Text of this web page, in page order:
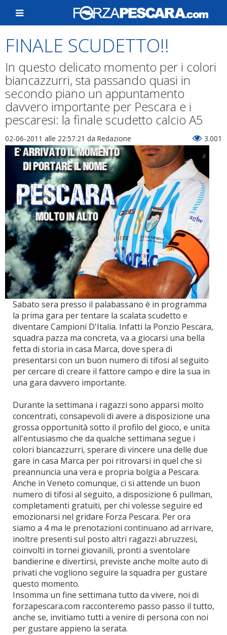
FINALE SCUDETTO!!
In questo delicato momento per i colori
biancazzurri, sta passando quasi in
secondo piano un appuntamento
davvero importante per Pescara e i
pescaresi: la finale scudetto calcio A5
02-06-2011 alle 22:57:21 da Redazione 3.001
Sabato sera presso il palabassano è in programma
la prima gara per tentare la scalata scudetto e
diventare Campioni D'Italia. Infatti la Ponzio Pescara,
squadra pazza ma concreta, va a giocarsi una bella
fetta di storia in casa Marca, dove spera di
presentarsi con un buon numero di tifosi al seguito
per cercare di creare il fattore campo e dire la sua in
una gara davvero importante.
Durante la settimana i ragazzi sono apparsi molto
concentrati, consapevoli di avere a disposizione una
grossa opportunità sotto il profilo del gioco, e unita
all'entusiasmo che da qualche settimana segue i
colori biancazzurri, sperare di vincere una delle due
gare in casa Marca per poi ritrovarsi in quel che si
preannuncia una vera e propria bolgia a Pescara.
Anche in Veneto comunque, ci si attende un buon
numero di tifosi al seguito, a disposizione 6 pullman,
completamenti gratuiti, per chi volesse seguire ed
emozionarsi nel gridare Forza Pescara. Per ora
siamo a 4 ma le prenotazioni continuano ad arrivare,
inoltre presenti sul posto altri ragazzi abruzzesi,
coinvolti in tornei giovanili, pronti a sventolare
bandierine e divertirsi, previste anche molte auto di
privati che vogliono seguire la squadra per gustare
questo momento.
Insomma un fine settimana tutto da vivere, noi di
forzapescara.com racconteremo passo passo il tutto,
anche se, invitiamo tutti a venire di persona con noi
per gustare appieno la serata.